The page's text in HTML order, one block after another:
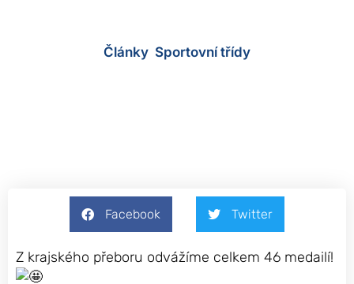
Články, Sportovní třídy
Facebook Twitter
Z krajského přeboru odvážíme celkem 46 medailí!